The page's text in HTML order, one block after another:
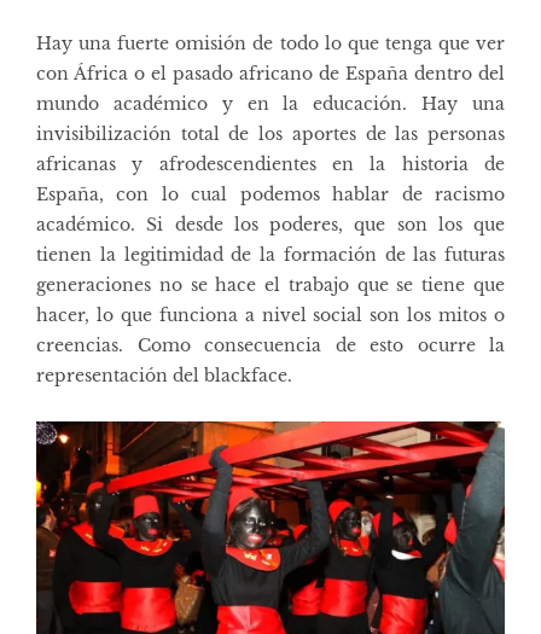
Hay una fuerte omisión de todo lo que tenga que ver
con África o el pasado africano de España dentro del
mundo académico y en la educación. Hay una
invisibilización total de los aportes de las personas
africanas y afrodescendientes en la historia de
España, con lo cual podemos hablar de racismo
académico. Si desde los poderes, que son los que
tienen la legitimidad de la formación de las futuras
generaciones no se hace el trabajo que se tiene que
hacer, lo que funciona a nivel social son los mitos o
creencias. Como consecuencia de esto ocurre la
representación del blackface.